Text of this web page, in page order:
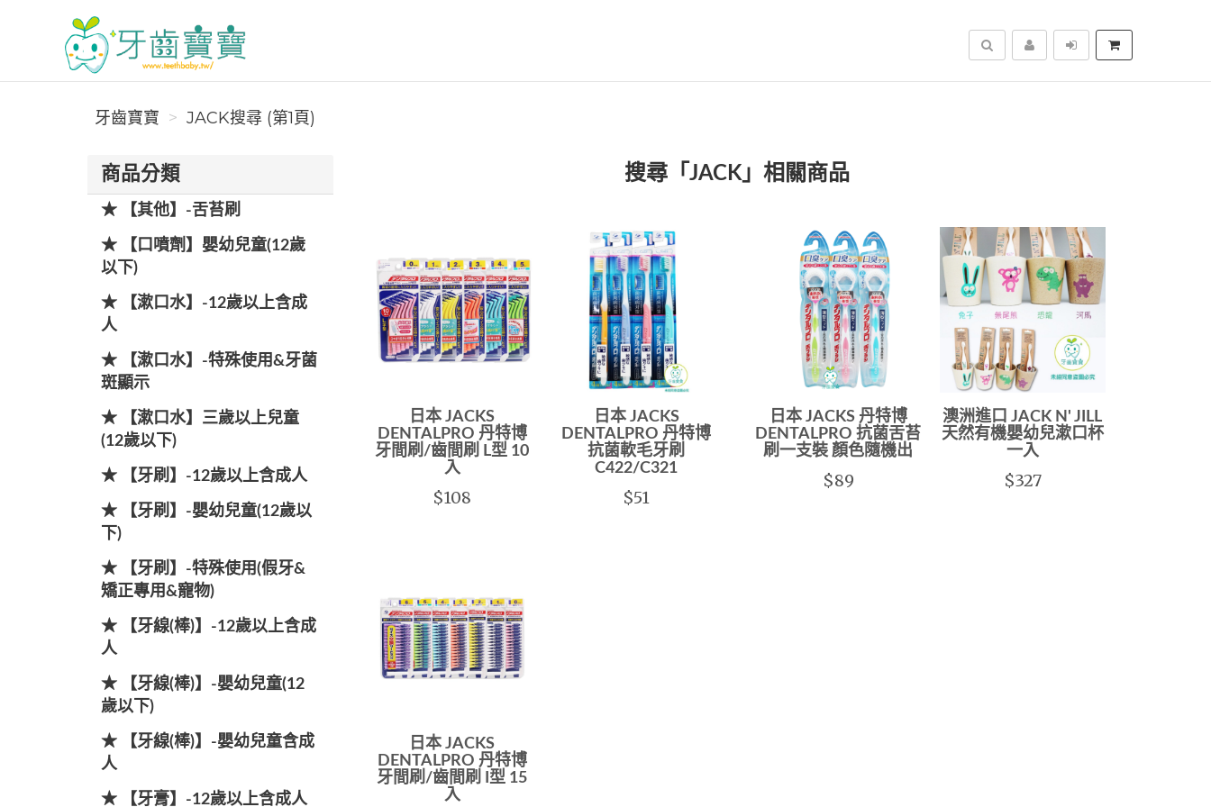
牙齒寶寶
搜尋
牙齒寶寶 JACK搜尋 (第1頁)
商品分類
★ 【其他】-舌苔刷
★ 【口噴劑】嬰幼兒童(12歲
以下)
★ 【漱口水】-12歲以上含成
人
★ 【漱口水】-特殊使用&牙菌
斑顯示
★ 【漱口水】三歲以上兒童
(12歲以下)
★ 【牙刷】-12歲以上含成人
★ 【牙刷】-嬰幼兒童(12歲以
下)
★ 【牙刷】-特殊使用(假牙&
矯正專用&寵物)
★ 【牙線(棒)】-12歲以上含成
人
★ 【牙線(棒)】-嬰幼兒童(12
歲以下)
★ 【牙線(棒)】-嬰幼兒童含成
人
★ 【牙膏】-12歲以上含成人
搜尋「JACK」相關商品
日本 JACKS
DENTALPRO 丹特博
牙間刷/齒間刷 L型 10
入
$108
日本 JACKS
DENTALPRO 丹特博
抗菌軟毛牙刷
C422/C321
$51
日本 JACKS 丹特博
DENTALPRO 抗菌舌苔
刷一支裝 顏色隨機出
$89
澳洲進口 JACK N' JILL
天然有機嬰幼兒漱口杯
一入
$327
日本 JACKS
DENTALPRO 丹特博
牙間刷/齒間刷 I型 15
入